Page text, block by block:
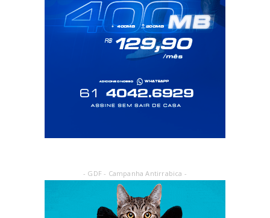
- GDF - Campanha Antirrabica -